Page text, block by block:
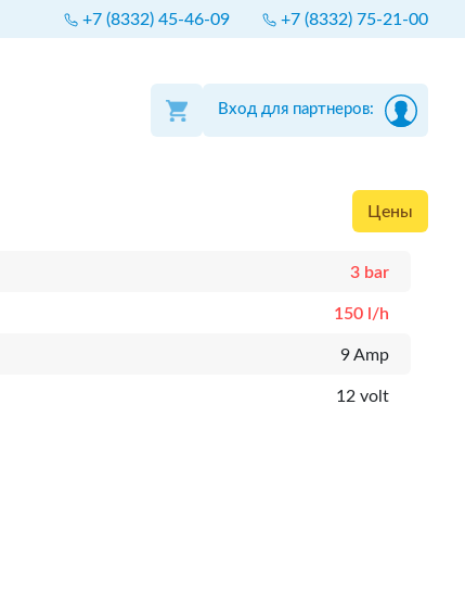
+7 (8332) 45-46-09 +7 (8332) 75-21-00
Вход для партнеров:
Цены
3 bar
150 l/h
9 Amp
12 volt